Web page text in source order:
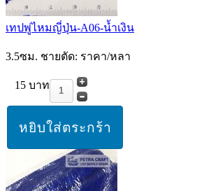
เทปพู่ไหมญี่ปุ่น-A06-น้ำเงิน
3.5ซม. ชายตัด: ราคา/หลา
15 บาท